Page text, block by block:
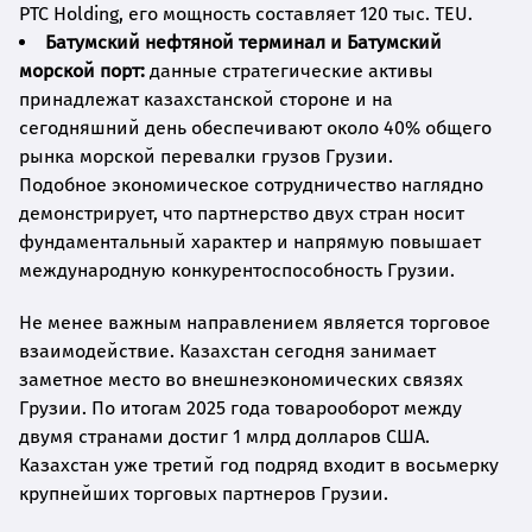
PTC Holding, его мощность составляет 120 тыс. TEU.
Батумский нефтяной терминал и Батумский
морской порт: данные стратегические активы
принадлежат казахстанской стороне и на
сегодняшний день обеспечивают около 40% общего
рынка морской перевалки грузов Грузии.
Подобное экономическое сотрудничество наглядно
демонстрирует, что партнерство двух стран носит
фундаментальный характер и напрямую повышает
международную конкурентоспособность Грузии.
Не менее важным направлением является торговое
взаимодействие. Казахстан сегодня занимает
заметное место во внешнеэкономических связях
Грузии. По итогам 2025 года товарооборот между
двумя странами достиг 1 млрд долларов США.
Казахстан уже третий год подряд входит в восьмерку
крупнейших торговых партнеров Грузии.